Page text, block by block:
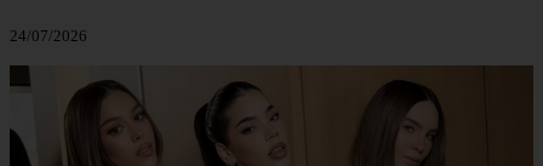
24/07/2026